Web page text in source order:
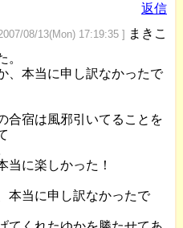
返信
08/13(Mon) 17:19:35 ] まきこ
。
、本当に申し訳なかったで
合宿は風邪引いてることを
当に楽しかった！
本当に申し訳なかったで